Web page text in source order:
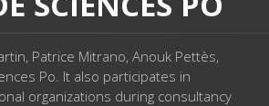
Patrice Mitrano, Anouk Pettès,
Po. It also participates in
organizations during consultancy